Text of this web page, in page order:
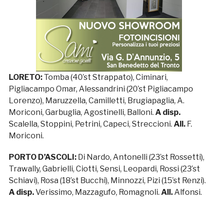
LORETO: Tomba (40’st Strappato), Ciminari,
Pigliacampo Omar, Alessandrini (20’st Pigliacampo
Lorenzo), Maruzzella, Camilletti, Brugiapaglia, A.
Moriconi, Garbuglia, Agostinelli, Balloni. A disp.
Scalella, Stoppini, Petrini, Capeci, Streccioni. All. F.
Moriconi.
PORTO D’ASCOLI: Di Nardo, Antonelli (23’st Rossetti),
Trawally, Gabrielli, Ciotti, Sensi, Leopardi, Rossi (23’st
Schiavi), Rosa (18’st Bucchi), Minnozzi, Pizi (15’st Renzi).
A disp.Verissimo, Mazzagufo, Romagnoli. All. Alfonsi.